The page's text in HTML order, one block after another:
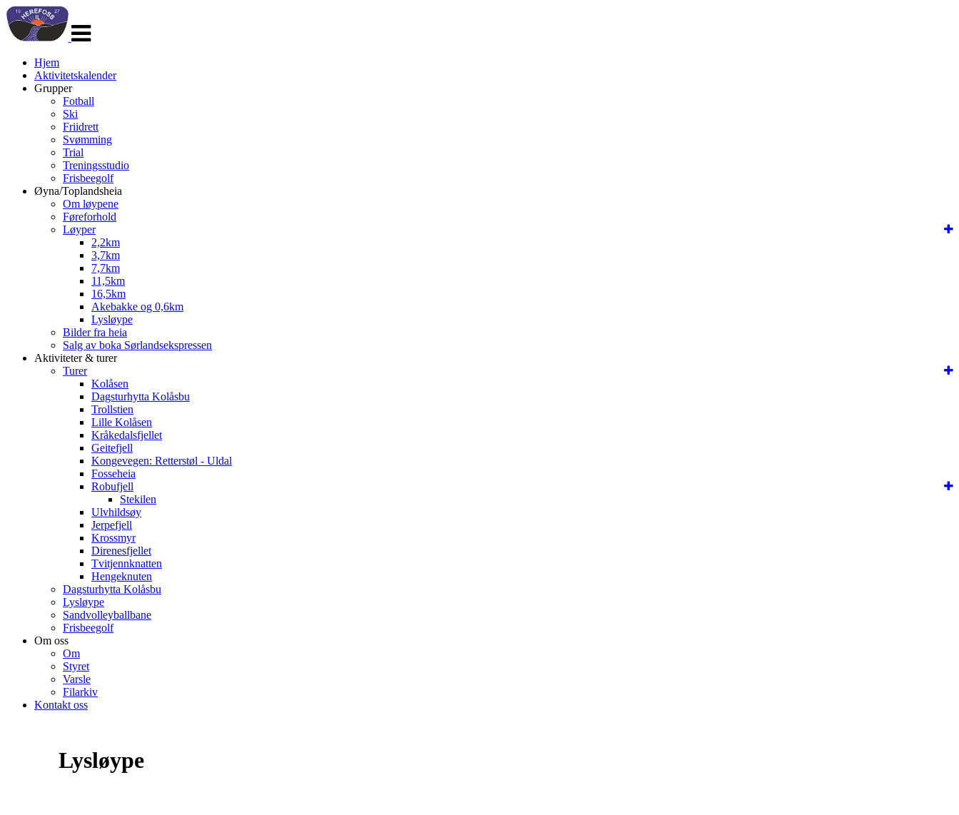
navigasjon
Hjem
Aktivitetskalender
Grupper
Fotball
Ski
Friidrett
Svømming
Trial
Treningsstudio
Frisbeegolf
Øyna/Toplandsheia
Om løypene
Føreforhold
Løyper
2,2km
3,7km
7,7km
11,5km
16,5km
Akebakke og 0,6km
Lysløype
Bilder fra heia
Salg av boka Sørlandsekspressen
Aktiviteter & turer
Turer
Kolåsen
Dagsturhytta Kolåsbu
Trollstien
Lille Kolåsen
Kråkedalsfjellet
Geitefjell
Kongevegen: Retterstøl - Uldal
Fosseheia
Robufjell
Stekilen
Ulvhildsøy
Jerpefjell
Krossmyr
Direnesfjellet
Tvitjennknatten
Hengeknuten
Dagsturhytta Kolåsbu
Lysløype
Sandvolleyballbane
Frisbeegolf
Om oss
Om
Styret
Varsle
Filarkiv
Kontakt oss
Lysløype